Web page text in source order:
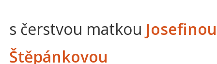
s čerstvou matkou Josefinou
Štěpánkovou